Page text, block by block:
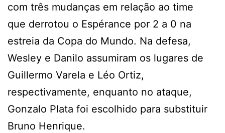
com três mudanças em relação ao time
que derrotou o Espérance por 2 a 0 na
estreia da Copa do Mundo. Na defesa,
Wesley e Danilo assumiram os lugares de
Guillermo Varela e Léo Ortiz,
respectivamente, enquanto no ataque,
Gonzalo Plata foi escolhido para substituir
Bruno Henrique.